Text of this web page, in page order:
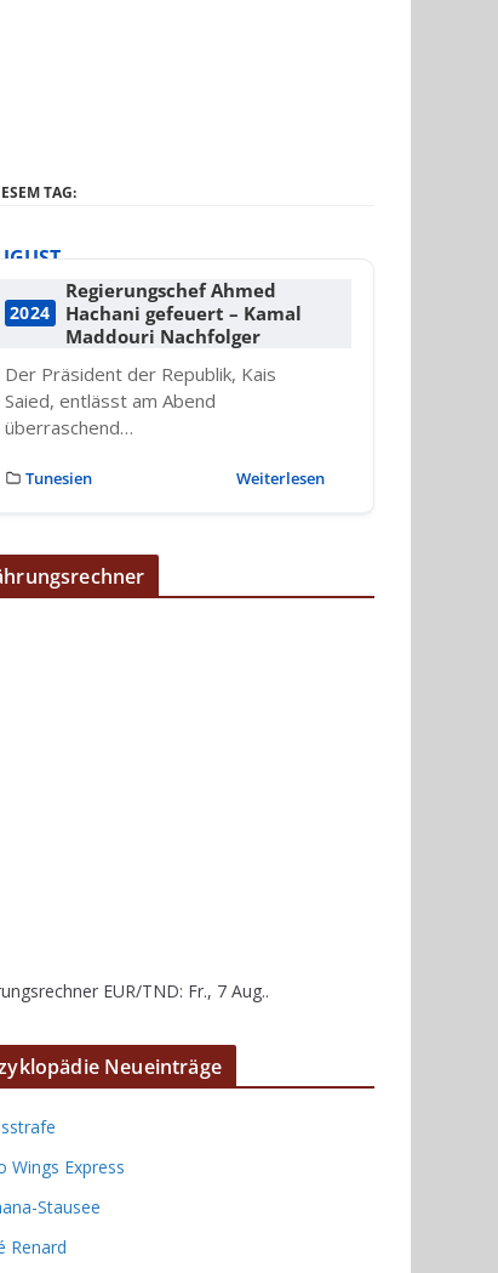
TAG:
2024
Regierungschef Ahmed
Hachani gefeuert – Kamal
Maddouri Nachfolger
Der Präsident der Republik, Kais
Saied, entlässt am Abend
überraschend…
Tunesien Weiterlesen
EUR/TND: Fr., 7 Aug..
Neueinträge
Wings Express
Stausee
Renard